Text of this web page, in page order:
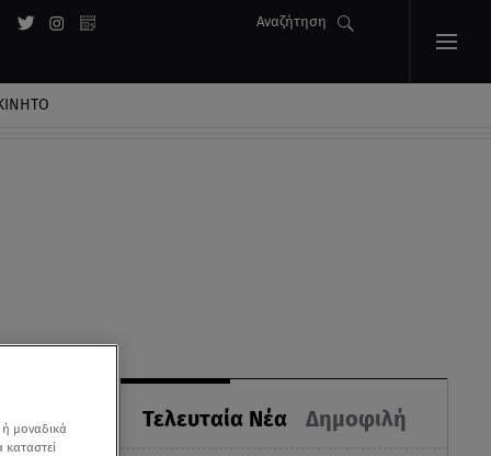
Αναζήτηση
Τελευταία Νέα Δημοφιλή
μοναδικά